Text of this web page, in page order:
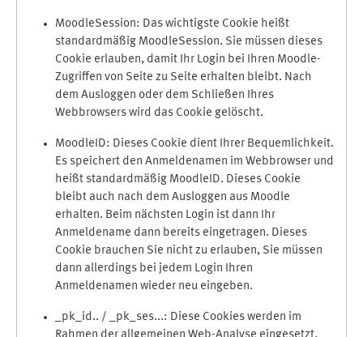
MoodleSession: Das wichtigste Cookie heißt
standardmäßig MoodleSession. Sie müssen dieses
Cookie erlauben, damit Ihr Login bei Ihren Moodle-
Zugriffen von Seite zu Seite erhalten bleibt. Nach
dem Ausloggen oder dem Schließen Ihres
Webbrowsers wird das Cookie gelöscht.
MoodleID: Dieses Cookie dient Ihrer Bequemlichkeit.
Es speichert den Anmeldenamen im Webbrowser und
heißt standardmäßig MoodleID. Dieses Cookie
bleibt auch nach dem Ausloggen aus Moodle
erhalten. Beim nächsten Login ist dann Ihr
Anmeldename dann bereits eingetragen. Dieses
Cookie brauchen Sie nicht zu erlauben, Sie müssen
dann allerdings bei jedem Login Ihren
Anmeldenamen wieder neu eingeben.
_pk_id.. / _pk_ses...: Diese Cookies werden im